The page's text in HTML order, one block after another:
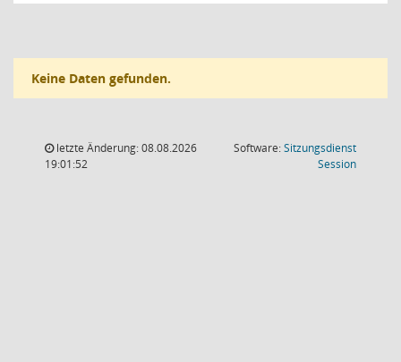
Keine Daten gefunden.
letzte Änderung: 08.08.2026
19:01:52
Software:Sitzungsdienst
Session(Wird in